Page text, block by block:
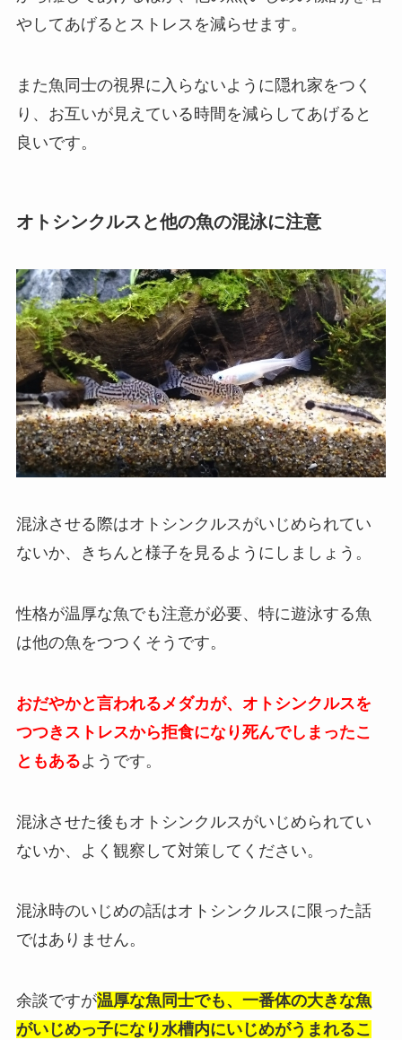
やしてあげるとストレスを減らせます。
また魚同士の視界に入らないように隠れ家をつく
り、お互いが見えている時間を減らしてあげると
良いです。
オトシンクルスと他の魚の混泳に注意
混泳させる際はオトシンクルスがいじめられてい
ないか、きちんと様子を見るようにしましょう。
性格が温厚な魚でも注意が必要、特に遊泳する魚
は他の魚をつつくそうです。
おだやかと言われるメダカが、オトシンクルスを
つつきストレスから拒食になり死んでしまったこ
ともあるようです。
混泳させた後もオトシンクルスがいじめられてい
ないか、よく観察して対策してください。
混泳時のいじめの話はオトシンクルスに限った話
ではありません。
余談ですが温厚な魚同士でも、一番体の大きな魚
がいじめっ子になり水槽内にいじめがうまれるこ